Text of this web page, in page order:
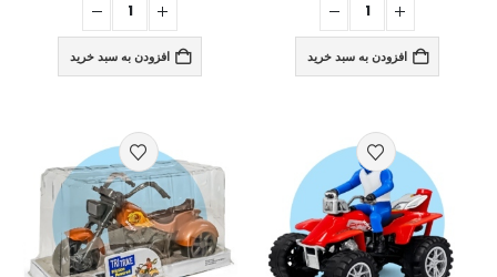
افزودن به سبد خرید افزودن به سبد خرید